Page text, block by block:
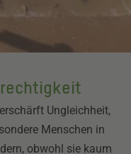
Ungleichheit,
Menschen in
obwohl sie kaum